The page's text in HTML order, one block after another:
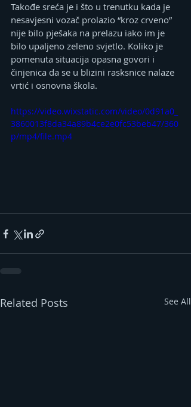
Takođe sreća je i što u trenutku kada je
nesavjesni vozač prolazio “kroz crveno”
nije bilo pješaka na prelazu iako im je
bilo upaljeno zeleno svjetlo. Koliko je
pomenuta situacija opasna govori i
činjenica da se u blizini rasksnice nalaze
vrtić i osnovna škola.
https://video.wixstatic.com/video/0d91a0_
3860013f8da34a89b4ce2e0fc53beb47/360
p/mp4/file.mp4
Related Posts See All